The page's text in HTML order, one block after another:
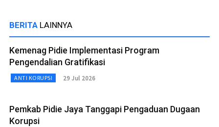
BERITA LAINNYA
Kemenag Pidie Implementasi Program
Pengendalian Gratifikasi
ANTI KORUPSI 29 Jul 2026
Pemkab Pidie Jaya Tanggapi Pengaduan Dugaan
Korupsi